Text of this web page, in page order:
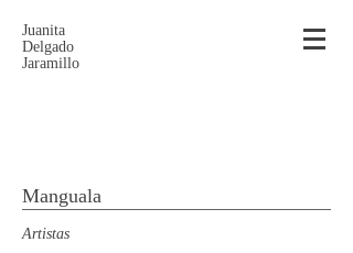
Juanita
Delgado
Jaramillo
Manguala
Artistas